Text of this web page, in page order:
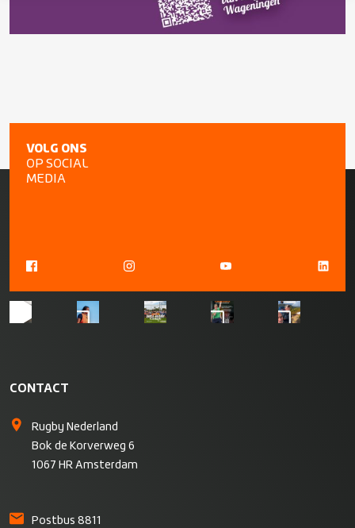
VOLG ONS
OP SOCIAL
MEDIA
CONTACT
Rugby Nederland
Bok de Korverweg 6
1067 HR Amsterdam
Postbus 8811